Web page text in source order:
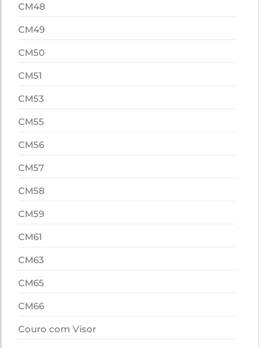
CM48
CM49
CM50
CM51
CM53
CM55
CM56
CM57
CM58
CM59
CM61
CM63
CM65
CM66
Couro com Visor